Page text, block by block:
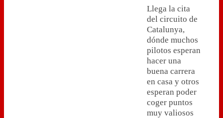
Llega la cita
del circuito de
Catalunya,
dónde muchos
pilotos esperan
hacer una
buena carrera
en casa y otros
esperan poder
coger puntos
muy valiosos